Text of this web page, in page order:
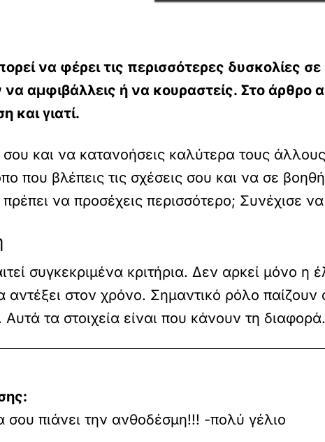
να φέρει τις περισσότερες δυσκολίες
αμφιβάλλεις ή να κουραστείς. Στο άρθρο
και γιατί.
και να κατανοήσεις καλύτερα τους
που βλέπεις τις σχέσεις σου και να σε
να προσέχεις περισσότερο; Συνέχισε να
συγκεκριμένα κριτήρια. Δεν αρκεί μόνο
αντέξει στον χρόνο. Σημαντικό ρόλο παίζουν
τα στοιχεία είναι που κάνουν τη διαφορά.
σου πιάνει την ανθοδέσμη!!! -πολύ γέλιο